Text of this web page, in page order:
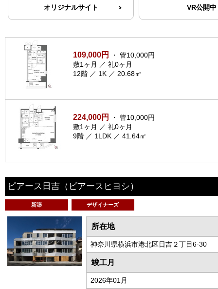
オリジナルサイト VR公開中
109,000円
・ 管10,000円
敷1ヶ月 ／ 礼0ヶ月
12階 ／ 1K ／ 20.68㎡
224,000円
・ 管10,000円
敷1ヶ月 ／ 礼0ヶ月
9階 ／ 1LDK ／ 41.64㎡
ピアース日吉 （ピアースヒヨシ）
新築 デザイナーズ
所在地
神奈川県横浜市港北区日吉２丁目6-30
竣工月
2026年01月